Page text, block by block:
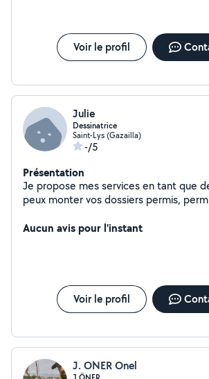
Voir le profil
Julie
Dessinatrice
Saint-Lys (Gazailla)
-/5
Présentation
Je propose mes services en tant que
peux monter vos dossiers permis,
Aucun avis pour l'instant
Voir le profil
J. ONER Onel